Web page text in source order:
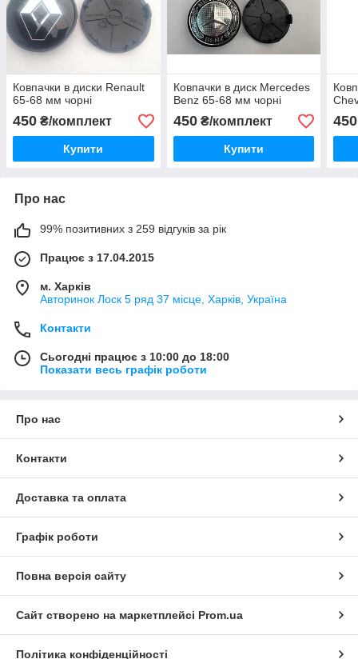
Ковпачки в диски Renault
65-68 мм чорні
450 ₴/комплект
Купити
Ковпачки в диск Mercedes
Benz 65-68 мм чорні
450₴/комплект
Купити
450
Про нас
99% позитивних з 259 відгуків за рік
Працює з 17.04.2015
м. Харків
Авторинок Лоск 5 ряд 37 місце, Харків, Україна
Контакти
Сьогодні працює з 10:00 до 18:00
Показати весь графік роботи
Про нас
Контакти
Доставка та оплата
Графік роботи
Повна версія сайту
Сайт створено на маркетплейсі Prom.ua
Політика конфіденційності